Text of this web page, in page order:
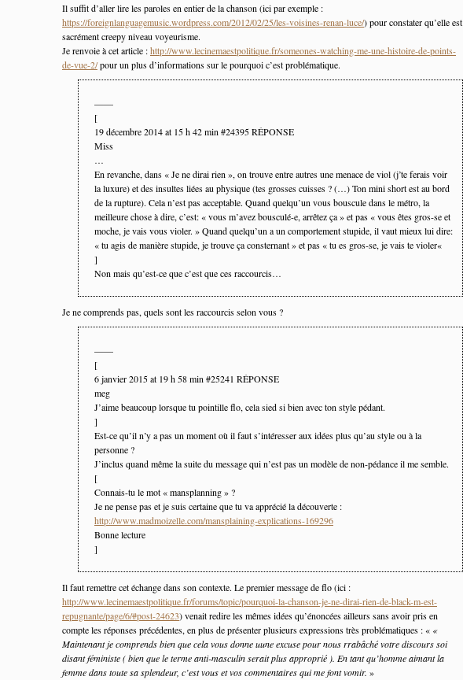
Il suffit d’aller lire les paroles en entier de la chanson (ici par exemple :
https://foreignlanguagemusic.wordpress.com/2012/02/25/les-voisines-renan-luce/) pour constater qu’elle est
sacrément creepy niveau voyeurisme.
Je renvoie à cet article :http://www.lecinemaestpolitique.fr/someones-watching-me-une-histoire-de-points-
de-vue-2/pour un plus d’informations sur le pourquoi c’est problématique.
——
[
19 décembre 2014 at 15 h 42 min #24395 RÉPONSE
Miss
…
En revanche, dans « Je ne dirai rien », on trouve entre autres une menace de viol (j’te ferais voir
la luxure) et des insultes liées au physique (tes grosses cuisses ? (…) Ton mini short est au bord
de la rupture). Cela n’est pas acceptable. Quand quelqu’un vous bouscule dans le métro, la
meilleure chose à dire, c’est: « vous m’avez bousculé-e, arrêtez ça » et pas « vous êtes gros-se et
moche, je vais vous violer. » Quand quelqu’un a un comportement stupide, il vaut mieux lui dire:
« tu agis de manière stupide, je trouve ça consternant » et pas « tu es gros-se, je vais te violer«
]
Non mais qu’est-ce que c’est que ces raccourcis…
Je ne comprends pas, quels sont les raccourcis selon vous ?
——
[
6 janvier 2015 at 19 h 58 min #25241 RÉPONSE
meg
J’aime beaucoup lorsque tu pointille flo, cela sied si bien avec ton style pédant.
]
Est-ce qu’il n’y a pas un moment où il faut s’intéresser aux idées plus qu’au style ou à la
personne ?
J’inclus quand même la suite du message qui n’est pas un modèle de non-pédance il me semble.
[
Connais-tu le mot « mansplanning » ?
Je ne pense pas et je suis certaine que tu va apprécié la découverte :
http://www.madmoizelle.com/mansplaining-explications-169296
Bonne lecture
]
Il faut remettre cet échange dans son contexte. Le premier message de flo (ici :
http://www.lecinemaestpolitique.fr/forums/topic/pourquoi-la-chanson-je-ne-dirai-rien-de-black-m-est-
repugnante/page/6/#post-24623) venait redire les mêmes idées qu’énoncées ailleurs sans avoir pris en
compte les réponses précédentes, en plus de présenter plusieurs expressions très problématiques : « «
Maintenant je comprends bien que cela vous donne uune excuse pour nous rrabâché votre discours soi
disant féministe ( bien que le terme anti-masculin serait plus approprié ). En tant qu’homme aimant la
femme dans toute sa splendeur, c’est vous et vos commentaires qui me font vomir. »